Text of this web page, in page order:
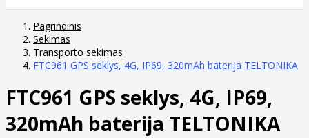
Pagrindinis
Sekimas
Transporto sekimas
FTC961 GPS seklys, 4G, IP69, 320mAh baterija TELTONIKA
FTC961 GPS seklys, 4G, IP69,
320mAh baterija TELTONIKA